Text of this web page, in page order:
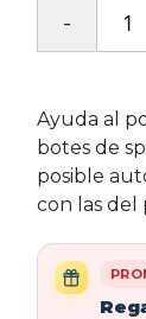
Ayuda al
botes de
posible
con las del